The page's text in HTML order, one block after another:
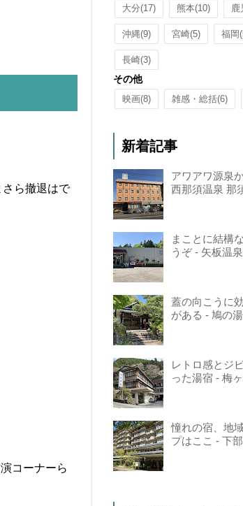
ら撤退はで
コーナーら
大分(17) 熊本(10) 鹿
沖縄(9) 宮崎(5) 福岡
長崎(3)
その他
映画(8) 雑感・総括(6)
新着記事
アワアワ源泉
西那須温泉 那
まことに結構
うぞ - 矢板温
蓋の向こうに
がある - 鳩の
レトロ感とジ
った湯宿 - 梅
憧れの宿、地
プはここ - 下